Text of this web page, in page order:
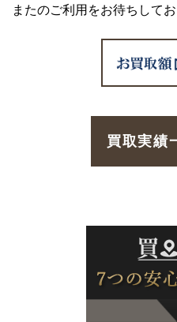
またのご利用をお待ちしてお
買取実績